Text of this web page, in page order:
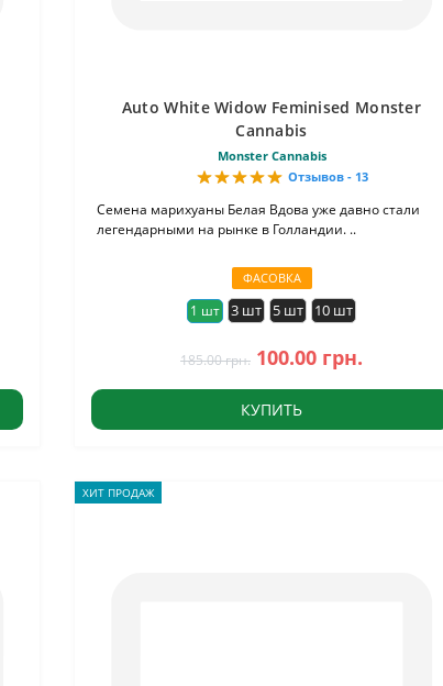
Auto White Widow Feminised Monster
Cannabis
Monster Cannabis
Отзывов - 13
Семена марихуаны Белая Вдова уже давно стали
легендарными на рынке в Голландии. ..
ФАСОВКА
1 шт 3 шт 5 шт 10 шт
185.00 грн. 100.00 грн.
КУПИТЬ
ХИТ ПРОДАЖ